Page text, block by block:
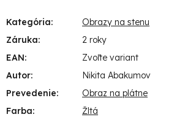
Kategória:
Obrazy na stenu
Záruka:
2 roky
EAN:
Zvoľte variant
Autor:
Nikita Abakumov
Prevedenie:
Obraz na plátne
Farba:
Žltá